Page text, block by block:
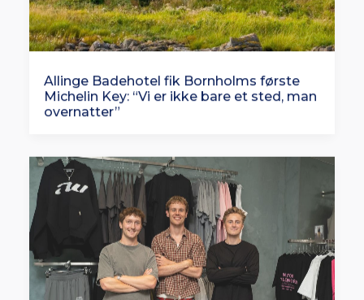
Allinge Badehotel fik Bornholms første
Michelin Key: “Vi er ikke bare et sted, man
overnatter”